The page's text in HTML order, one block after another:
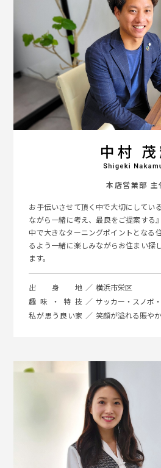
本店営業部 主
お手伝いさせて頂く中で大切にしてい
ながら一緒に考え、最良をご提案する
中で大きなターニングポイントとなる
るよう一緒に楽しみながらお住まい探
ます。
出身地
横浜市栄区
趣味・特技
サッカー・スノボ
私が思う良い家
笑顔が溢れる賑や